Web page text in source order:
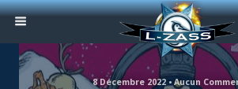
8 Décembre 2022 • Aucun